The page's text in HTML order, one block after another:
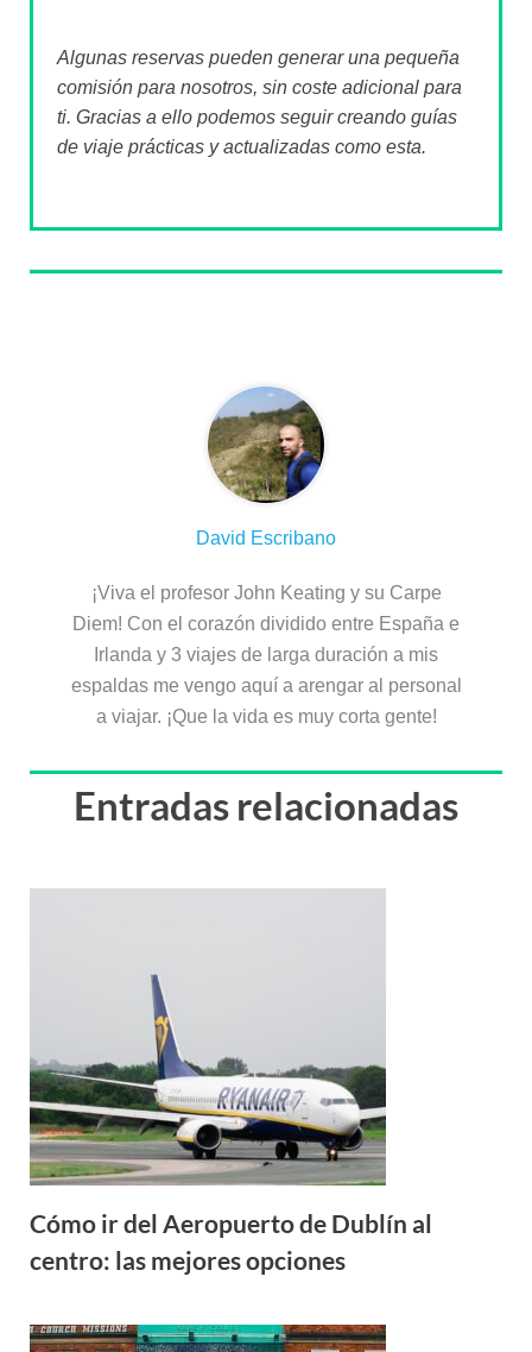
Algunas reservas pueden generar una pequeña
comisión para nosotros, sin coste adicional para
ti. Gracias a ello podemos seguir creando guías
de viaje prácticas y actualizadas como esta.
David Escribano
¡Viva el profesor John Keating y su Carpe
Diem! Con el corazón dividido entre España e
Irlanda y 3 viajes de larga duración a mis
espaldas me vengo aquí a arengar al personal
a viajar. ¡Que la vida es muy corta gente!
Entradas relacionadas
Cómo ir del Aeropuerto de Dublín al
centro: las mejores opciones